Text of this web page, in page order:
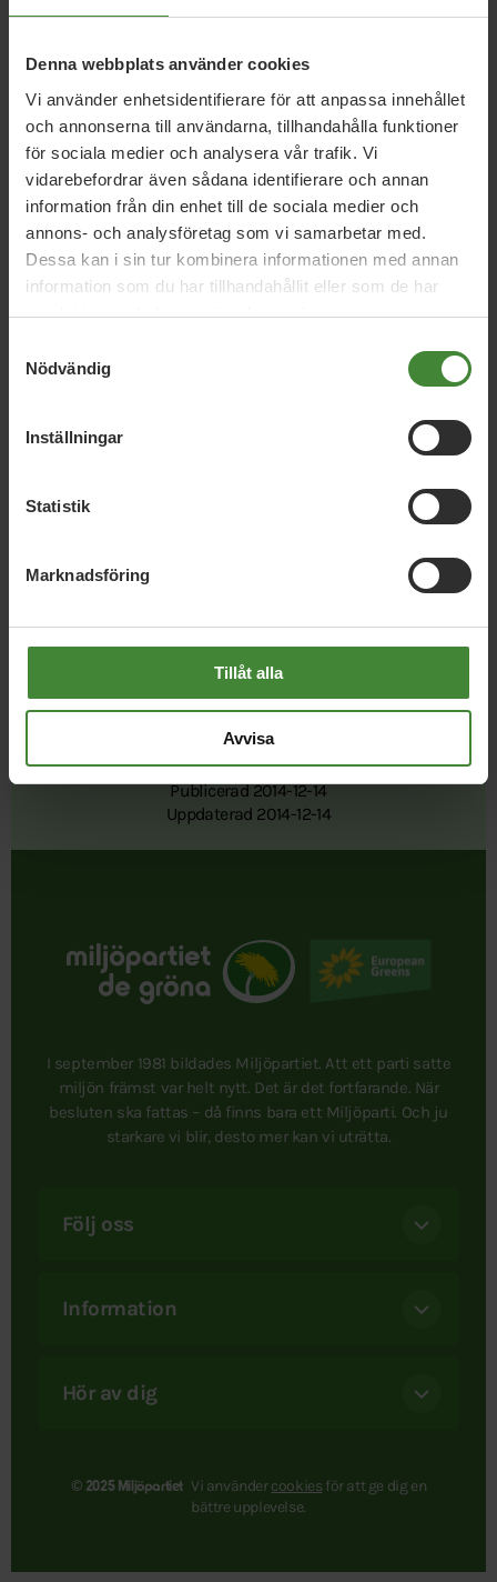
Denna webbplats använder cookies
Vi använder enhetsidentifierare för att anpassa innehållet
och annonserna till användarna, tillhandahålla funktioner
för sociala medier och analysera vår trafik. Vi
vidarebefordrar även sådana identifierare och annan
information från din enhet till de sociala medier och
annons- och analysföretag som vi samarbetar med.
Dessa kan i sin tur kombinera informationen med annan
information som du har tillhandahållit eller som de har
samlat in när du har använt deras tjänster.
Nödvändig
Inställningar
Statistik
Marknadsföring
Tillåt alla
Avvisa
Söndag den 19 april kl. 11.00 är det Årsmöte för MP Kalmar
Mer information kommer.
Dela denna sida och hjälp oss
Publicerad 2014-12-14
Uppdaterad 2014-12-14
I september 1981 bildades Miljöpartiet. Att ett parti satte
miljön främst var helt nytt. Det är det fortfarande. När
besluten ska fattas – då finns bara ett Miljöparti. Och ju
starkare vi blir, desto mer kan vi uträtta.
Följ oss
Information
Hör av dig
© 2025 Miljöpartiet Vi användercookies för att ge dig en
bättre upplevelse.